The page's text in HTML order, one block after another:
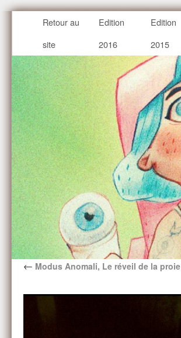
Retour au
site
Edition
2016
Edition
2015
← Modus Anomali, Le réveil de la proie